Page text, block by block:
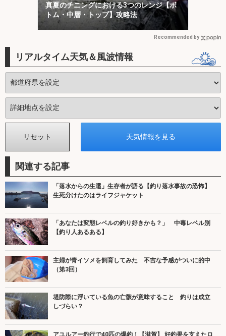
真夏のチニングにおける3つのレンジ【ボ
トム・中層・トップ】攻略法
Recommended by
リアルタイム天気＆風波情報
関連する記事
「落水からの生還」生存者が語る【釣り落水事故の恐怖】
生死分けたのはライフジャケット
「あなたは変態レベルの釣り好きかも？」 中毒レベル別
【釣り人あるある】
主婦が青イソメを飼育してみた 不吉な予感がついに的中
（第3回）
堤防際に浮いている魚の亡骸が意味すること 釣りは成立
しづらい？
アユルアー釣行で40匹の爆釣！【滋賀】 好釣果を支えたロ